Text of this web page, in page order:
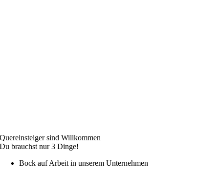
Quereinsteiger sind Willkommen
Du brauchst nur 3 Dinge!
Bock auf Arbeit in unserem Unternehmen